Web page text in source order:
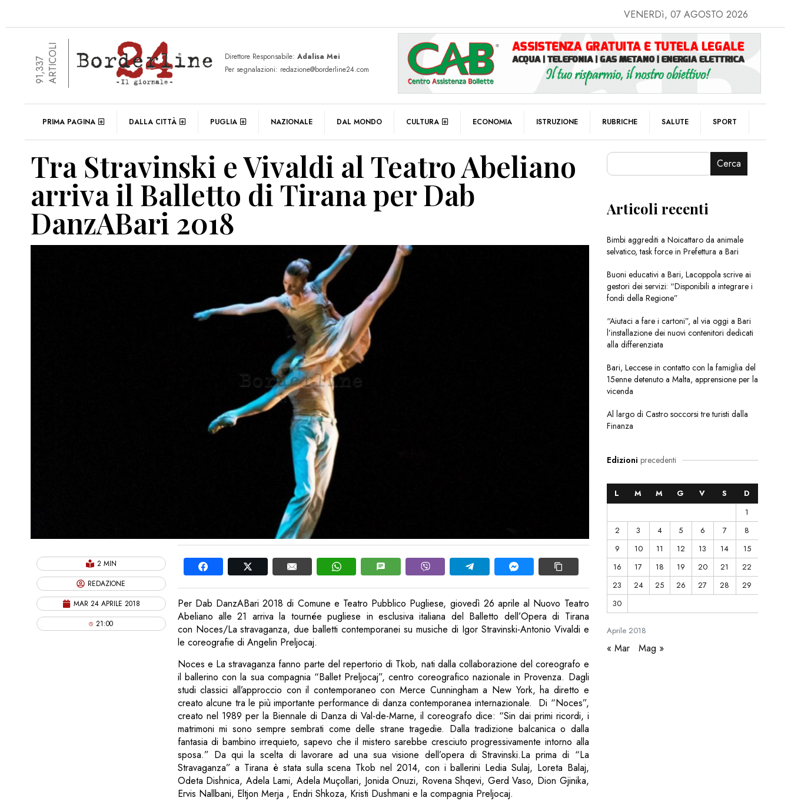
VENERDì, 07 AGOSTO 2026
91,337ARTICOLI Direttore Responsabile: Adalisa Mei
Per segnalazioni: redazione@borderline24.com
PRIMA PAGINA DALLA CITTÀ PUGLIA NAZIONALE DAL MONDO CULTURA ECONOMIA ISTRUZIONE RUBRICHE SALUTE SPORT
Tra Stravinski e Vivaldi al Teatro Abeliano
arriva il Balletto di Tirana per Dab
DanzABari 2018
2 MIN
REDAZIONE
MAR 24 APRILE 2018
21:00
Per Dab DanzABari 2018 di Comune e Teatro Pubblico Pugliese, giovedì 26 aprile al Nuovo Teatro
Abeliano alle 21 arriva la tournée pugliese in esclusiva italiana del Balletto dell’Opera di Tirana
con Noces/La stravaganza, due balletti contemporanei su musiche di Igor Stravinski-Antonio Vivaldi e
le coreografie di Angelin Preljocaj.
Noces e La stravaganza fanno parte del repertorio di Tkob, nati dalla collaborazione del coreografo e
il ballerino con la sua compagnia “Ballet Preljocaj”, centro coreografico nazionale in Provenza. Dagli
studi classici all’approccio con il contemporaneo con Merce Cunningham a New York, ha diretto e
creato alcune tra le più importante performance di danza contemporanea internazionale. Di “Noces”,
creato nel 1989 per la Biennale di Danza di Val-de-Marne, il coreografo dice: “Sin dai primi ricordi, i
matrimoni mi sono sempre sembrati come delle strane tragedie. Dalla tradizione balcanica o dalla
fantasia di bambino irrequieto, sapevo che il mistero sarebbe cresciuto progressivamente intorno alla
sposa.” Da qui la scelta di lavorare ad una sua visione dell’opera di Stravinski.La prima di “La
Stravaganza” a Tirana è stata sulla scena Tkob nel 2014, con i ballerini Ledia Sulaj, Loreta Balaj,
Odeta Dishnica, Adela Lami, Adela Muçollari, Jonida Onuzi, Rovena Shqevi, Gerd Vaso, Dion Gjinika,
Ervis Nallbani, Eltjon Merja , Endri Shkoza, Kristi Dushmani e la compagnia Preljocaj.
Cerca
Articoli recenti
Bimbi aggrediti a Noicattaro da animale
selvatico, task force in Prefettura a Bari
Buoni educativi a Bari, Lacoppola scrive ai
gestori dei servizi: “Disponibili a integrare i
fondi della Regione”
“Aiutaci a fare i cartoni”, al via oggi a Bari
l’installazione dei nuovi contenitori dedicati
alla differenziata
Bari, Leccese in contatto con la famiglia del
15enne detenuto a Malta, apprensione per la
vicenda
Al largo di Castro soccorsi tre turisti dalla
Finanza
Edizioni precedenti
Aprile2018
L M M G V S
D
1
2
3 4 5 6 7
8
9
10 11 12 13 14
15
16
17 18 19 20 21
22
23
24 25 26 27 28
29
30
« Mar Mag »